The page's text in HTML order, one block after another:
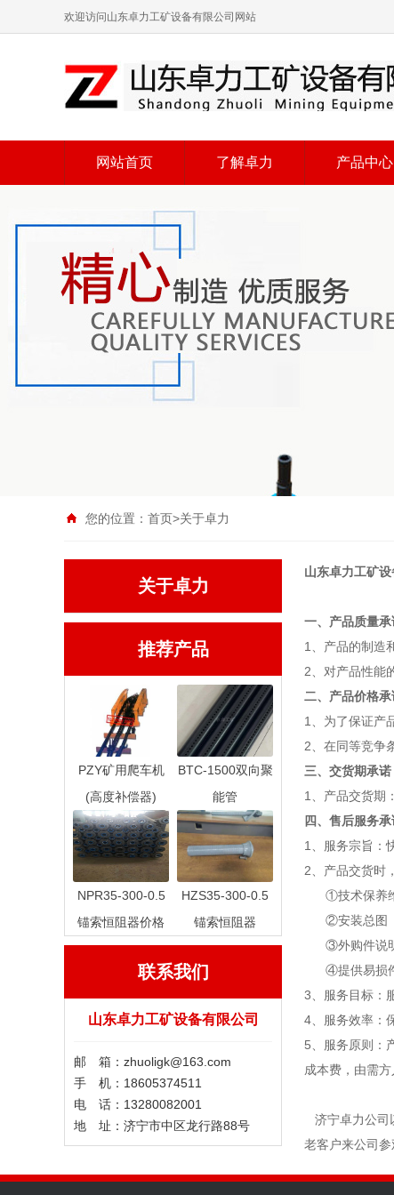
欢迎访问山东卓力工矿设备有限公司网站
网站首页 了解卓力 产品中心
您的位置： 首页>关于卓力
关于卓力
推荐产品
PZY矿用爬车机
(高度补偿器)
BTC-1500双向聚
能管
NPR35-300-0.5
锚索恒阻器价格
HZS35-300-0.5
锚索恒阻器
联系我们
山东卓力工矿设备有限公司
邮 箱：zhuoligk@163.com
手 机：18605374511
电 话：13280082001
地 址：济宁市中区龙行路88号
山东卓力工矿
一、产品质量承
1、产品的制造
2、对产品性能
二、产品价格承
1、为了保证产
2、在同等竞争
三、交货期承诺
1、产品交货期
四、售后服务承
1、服务宗旨：
2、产品交货时
①技术保养
②安装总图
③外购件说明
④提供易损件
3、服务目标：
4、服务效率：
5、服务原则：
成本费，由需
济宁卓力公司
老客户来公司参